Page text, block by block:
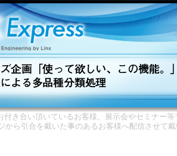
付き合い頂いているお客様、展示会やセミナー
から引合を戴いた事のあるお客様へ配信させて